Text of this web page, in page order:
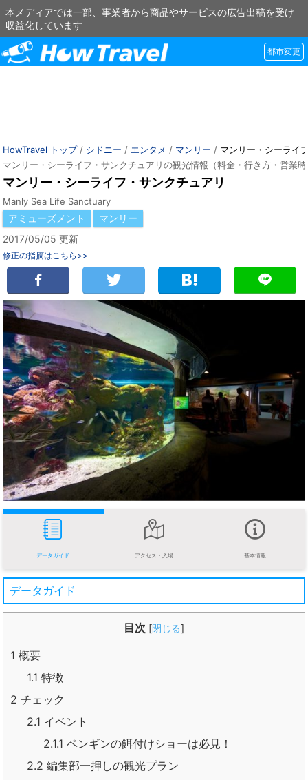
本メディアでは一部、事業者から商品やサービスの広告出稿を受け
収益化しています
都市変更
HowTravel トップ/ シドニー / エンタメ / マンリー / マンリー・シーライ
マンリー・シーライフ・サンクチュアリの観光情報（料金・行き方・営業
マンリー・シーライフ・サンクチュアリ
Manly Sea Life Sanctuary
アミューズメント
マンリー
2017/05/05 更新
修正の指摘はこちら>>
データガイド アクセス・入場 基本情報
データガイド
目次 [閉じる]
1 概要
1.1 特徴
2 チェック
2.1 イベント
2.1.1 ペンギンの餌付けショーは必見！
2.2 編集部一押しの観光プラン